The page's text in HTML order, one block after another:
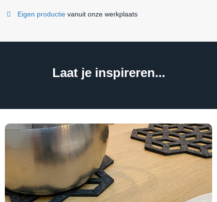
Eigen productie vanuit onze werkplaats
Laat je inspireren...